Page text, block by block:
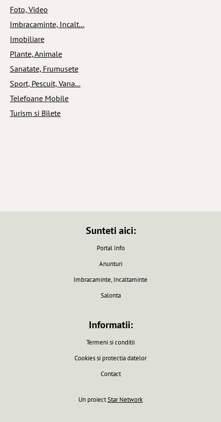
Foto, Video
Imbracaminte, Incalt...
Imobiliare
Plante, Animale
Sanatate, Frumusete
Sport, Pescuit, Vana...
Telefoane Mobile
Turism si Bilete
Sunteti aici:
Portal Info
Anunturi
Imbracaminte, Incaltaminte
Salonta
Informatii:
Termeni si conditii
Cookies si protectia datelor
Contact
Un proiectStar Network